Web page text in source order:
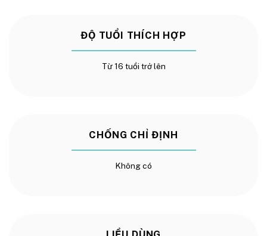
ĐỘ TUỔI THÍCH HỢP
Từ 16 tuổi trở lên
CHỐNG CHỈ ĐỊNH
Không có